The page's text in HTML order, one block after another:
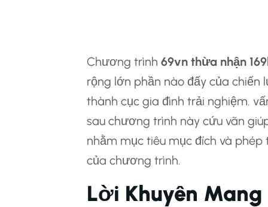
Chương trình 69vn thừa nhận
rộng lớn phần nào đấy của
thành cục gia đình trải nghiệm.
sau chương trình này cứu vãn
nhằm mục tiêu mục đích và
của chương trình.
Lời Khuyên Mang